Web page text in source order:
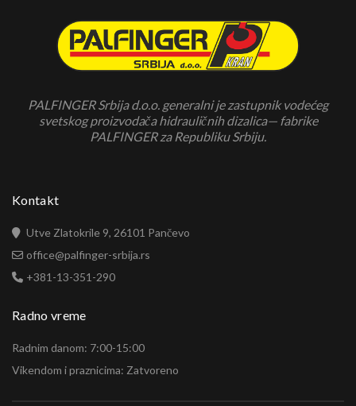
PALFINGER Srbija d.o.o. generalni je zastupnik vodećeg
svetskog proizvodača hidrauličnih dizalica— fabrike
PALFINGER za Republiku Srbiju.
Kontakt
Utve Zlatokrile 9, 26101 Pančevo
office@palfinger-srbija.rs
+381-13-351-290
Radno vreme
Radnim danom: 7:00-15:00
Vikendom i praznicima: Zatvoreno